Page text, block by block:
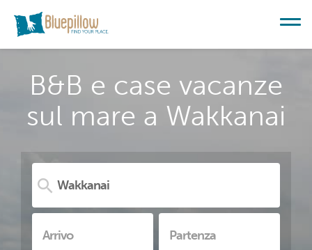
B&B e case vacanze
sul mare a Wakkanai